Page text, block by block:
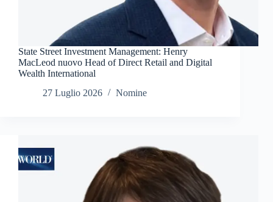
State Street Investment Management: Henry
MacLeod nuovo Head of Direct Retail and Digital
Wealth International
27 Luglio 2026
Nomine